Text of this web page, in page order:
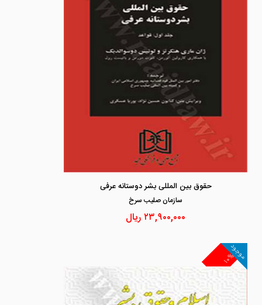
حقوق بین المللی بشر دوستانه عرفی
سازمان صليب سرخ
۲۳,۹۰۰,۰۰۰ریال
۱۰%
موجود